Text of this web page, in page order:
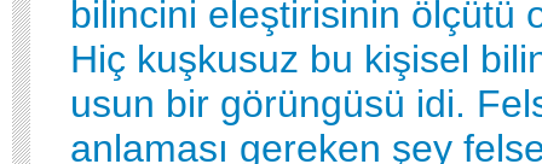
bilincini eleştirisinin ölçütü
Hiç kuşkusuz bu kişisel
usun bir görüngüsü idi.
anlaması gereken şey